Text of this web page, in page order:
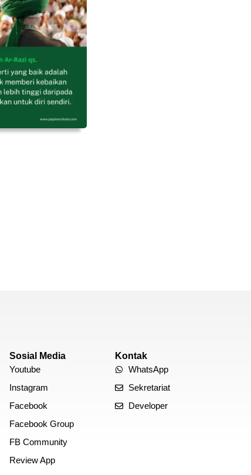
Sosial Media
Youtube
Instagram
Facebook
Facebook Group
FB Community
Review App
Kontak
WhatsApp
Sekretariat
Developer